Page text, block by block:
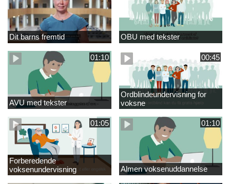
Dit barns fremtid OBU med tekster
01:10
AVU med tekster
00:45
Ordblindeundervisning for
voksne
01:05
Forberedende
voksenundervisning
01:10
Almen voksenuddannelse